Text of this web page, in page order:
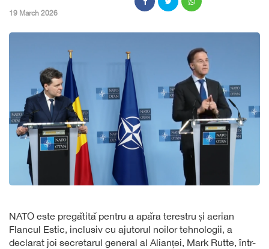
,19 March 2026
NATO este pregătită pentru a apăra terestru și aerian
Flancul Estic, inclusiv cu ajutorul noilor tehnologii, a
declarat joi secretarul general al Alianței, Mark Rutte, într-